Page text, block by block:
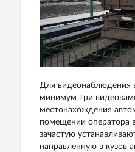
Для видеонаблюдения
минимум три
местонахождения
помещении оператора
зачастую
направленную в кузов